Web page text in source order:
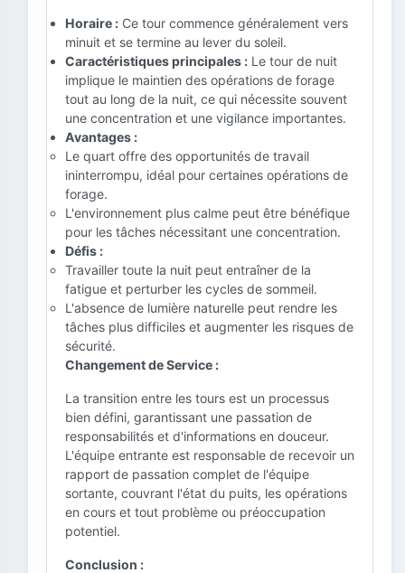
Horaire : Ce tour commence généralement vers
minuit et se termine au lever du soleil.
Caractéristiques principales : Le tour de nuit
implique le maintien des opérations de forage
tout au long de la nuit, ce qui nécessite souvent
une concentration et une vigilance importantes.
Avantages :
Le quart offre des opportunités de travail
ininterrompu, idéal pour certaines opérations de
forage.
L'environnement plus calme peut être bénéfique
pour les tâches nécessitant une concentration.
Défis :
Travailler toute la nuit peut entraîner de la
fatigue et perturber les cycles de sommeil.
L'absence de lumière naturelle peut rendre les
tâches plus difficiles et augmenter les risques de
sécurité.
Changement de Service :
La transition entre les tours est un processus
bien défini, garantissant une passation de
responsabilités et d'informations en douceur.
L'équipe entrante est responsable de recevoir un
rapport de passation complet de l'équipe
sortante, couvrant l'état du puits, les opérations
en cours et tout problème ou préoccupation
potentiel.
Conclusion :